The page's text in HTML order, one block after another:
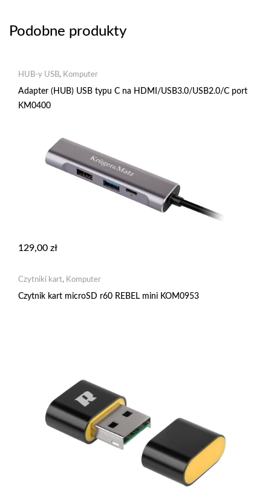
Podobne produkty
HUB-y USB, Komputer
Adapter (HUB) USB typu C na HDMI/USB3.0/USB2.0/C port
KM0400
129,00 zł
Czytniki kart, Komputer
Czytnik kart microSD r60 REBEL mini KOM0953